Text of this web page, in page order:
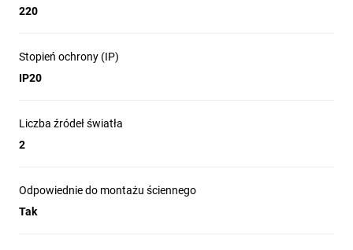
Moc maksymalna [W]: 2x35W
Warunki otoczenia [°C]: -20...50°C
220
Stopień ochrony (IP)
IP20
Liczba źródeł światła
2
Odpowiednie do montażu ściennego
Tak